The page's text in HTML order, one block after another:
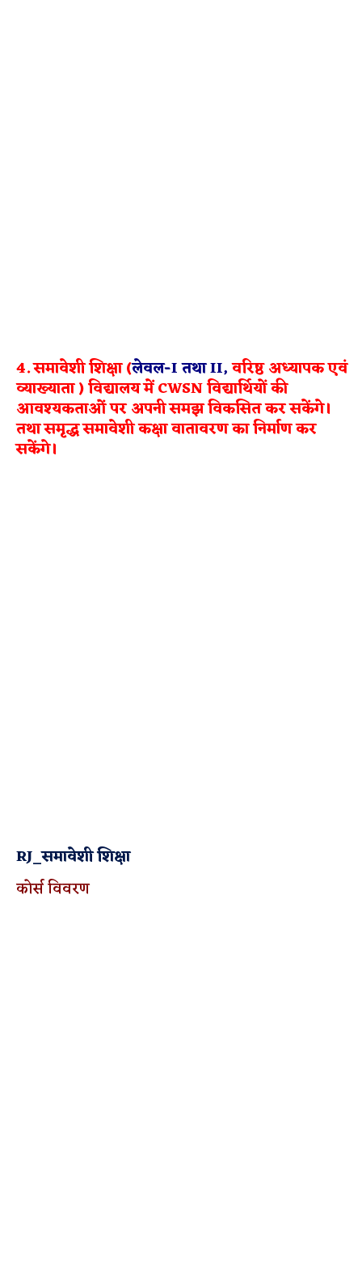
4. समावेशी शिक्षा(लेवल-I तथा II,वरिष्ठ अध्यापक एवं
व्याख्याता )विद्यालय में CWSN विद्यार्थियों की
आवश्यकताओं पर अपनी समझ विकसित कर सकेंगे।
तथा समृद्ध समावेशी कक्षा वातावरण का निर्माण कर
सकेंगे।
RJ_समावेशी शिक्षा
कोर्स विवरण